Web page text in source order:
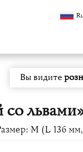
Вы видите
M (L 136